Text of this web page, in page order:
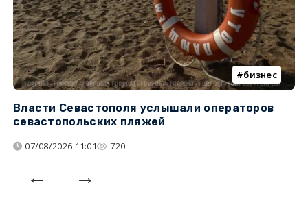
бизнес
Власти Севастополя услышали операторов
севастопольских пляжей
07/08/2026 11:01 720